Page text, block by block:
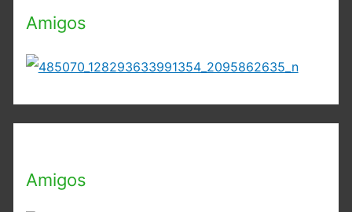
Amigos
Amigos